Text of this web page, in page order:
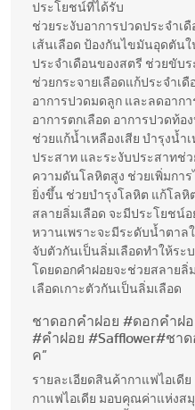
ประโยชน์ที่ได้รับ
ช่วยระงับอาการปวดประจำเ
เส้นเลือด ป้องกันไขมันอุดตัน
ประจำเดือนของสตรี ช่วยขับ
ช่วยกระจายเลือดแก้ประจำเ
อาการปวดมดลูก และลดอาก
อาการตกเลือด อาการปวดท้
ช่วยแก้น้ำเหลืองเสีย บำรุงน้ำ
ประสาท และระงับประสาทช่
ความดันโลหิตสูง ช่วยเพิ่มการ
ยิ่งขึ้น ช่วยบำรุงโลหิต แก้โล
สลายลิ่มเลือด จะมีประโยชน์
หวานเพราะจะมีระดับน้ำตาล
จับตัวกันเป็นลิ่มเลือดทำให้ระ
โดยดอกคำฝอยจะช่วยสลายลิ่
เลือดเกาะตัวกันเป็นลิ่มเลือด
ชาดอกคำฝอย #ดอกคำฝ
#คำฝอย #Safflower#ชา
ค”
รายละเอียดสินค้ากาแฟไอเดีย
กาแฟไอเดีย มอบคุณค่าแห่งส